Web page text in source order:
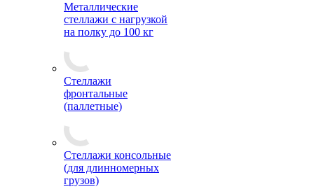
Металлические
стеллажи с нагрузкой
на полку до 100 кг
Стеллажи
фронтальные
(паллетные)
Стеллажи консольные
(для длинномерных
грузов)